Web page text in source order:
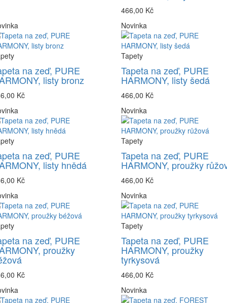
466,00 Kč
na zeď, PURE
listy bronz
Kč
Novinka
Tapety
Tapeta na zeď, PURE
HARMONY, listy šedá
466,00 Kč
na zeď, PURE
listy hnědá
Kč
Novinka
Tapety
Tapeta na zeď, PURE
HARMONY, proužky
466,00 Kč
na zeď, PURE
proužky
Kč
Novinka
Tapety
Tapeta na zeď, PURE
HARMONY, proužky
tyrkysová
466,00 Kč
Novinka